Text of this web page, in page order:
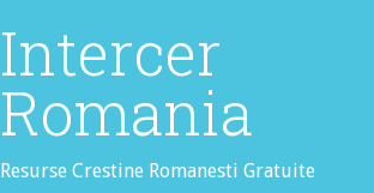
Intercer
Romania
Resurse Crestine Romanesti Gratuite